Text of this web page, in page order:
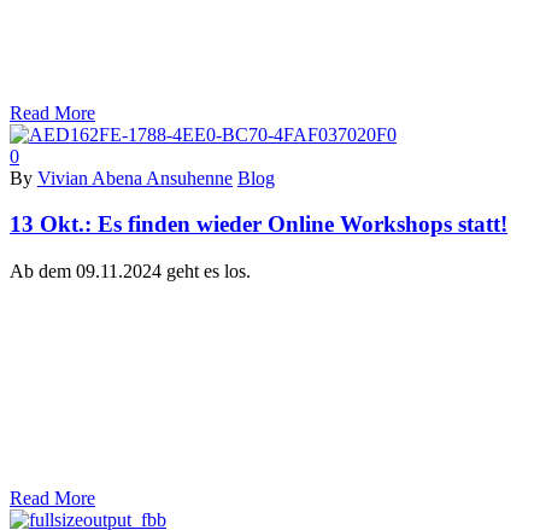
Read More
0
By Vivian Abena Ansuhenne Blog
13 Okt.: Es finden wieder Online Workshops statt!
Ab dem 09.11.2024 geht es los.
Read More